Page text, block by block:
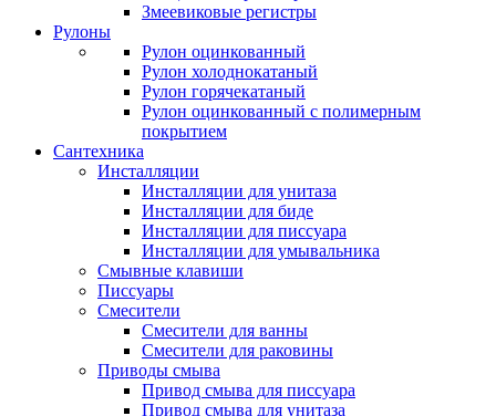
Змеевиковые регистры
Рулоны
Рулон оцинкованный
Рулон холоднокатаный
Рулон горячекатаный
Рулон оцинкованный с полимерным
покрытием
Сантехника
Инсталляции
Инсталляции для унитаза
Инсталляции для биде
Инсталляции для писсуара
Инсталляции для умывальника
Смывные клавиши
Писсуары
Смесители
Смесители для ванны
Смесители для раковины
Приводы смыва
Привод смыва для писсуара
Привод смыва для унитаза